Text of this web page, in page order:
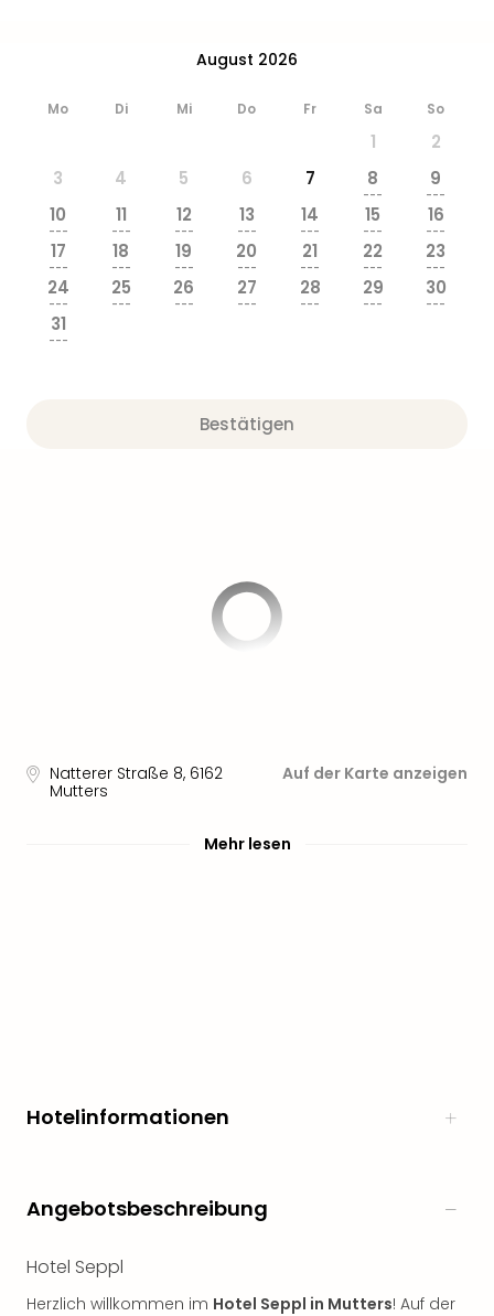
August 2026
Mo Di Mi Do Fr Sa So
1
2
3
4 5 6 7 8
---
9
---
10
---
11
---
12
---
13
---
14
---
15
---
16
---
17
---
18
---
19
---
20
---
21
---
22
---
23
---
24
---
25
---
26
---
27
---
28
---
29
---
30
---
31
---
Bestätigen
Natterer Straße 8, 6162
Mutters
Auf der Karte anzeigen
Mehr lesen
Hotelinformationen
Angebotsbeschreibung
Hotel Seppl
Herzlich willkommen im Hotel Seppl in Mutters! Auf der